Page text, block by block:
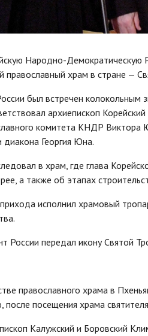
Народно-Демократическую
православный храм в стране —
был встречен колокольным
архиепископ
комитета КНДР Виктора
Георгия Юна.
в храм, где глава
а также об этапах
исполнил храмовый
России передал икону Святой
православного храма в
посещения храма
Калужский и Боровский